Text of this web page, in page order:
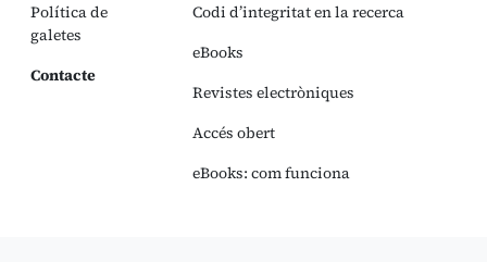
Política de
galetes
Contacte
Codi d’integritat en la recerca
eBooks
Revistes electròniques
Accés obert
eBooks: com funciona